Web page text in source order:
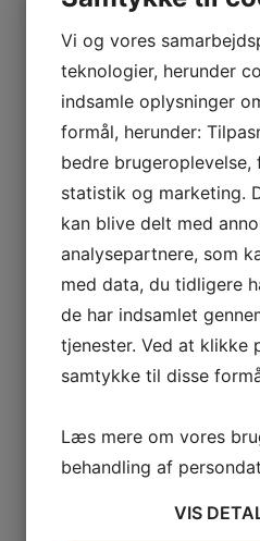
Opsig eller
Vikar og medhjælp
Flyt klinik
Produkter på
Afregn med
Medlemskab
Medlemskab
Bliv medlem
Kontingent
Forsikringer
Afregning af
Medlemstilbud
Bomærke,
Job- og
Historien
Vi og vores
teknologier, herunder
indsamle oplysninger
formål, herunder:
bedre brugeroplevelse,
statistik og marketing.
kan blive delt med
analysepartnere, som
med data, du tidligere
de har indsamlet
tjenester. Ved at klikke
samtykke til disse
Læs mere om vores
behandling af
VIS